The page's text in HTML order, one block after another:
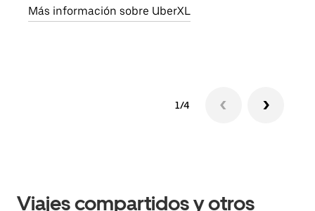
Más información sobre UberXL
1/4
Viajes compartidos y otros